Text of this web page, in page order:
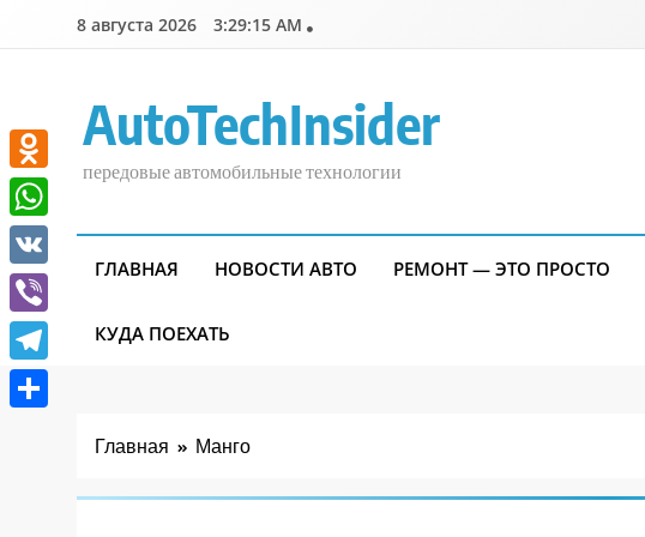
8 августа 2026 3:29:15 AM
AutoTechInsider
передовые автомобильные технологии
ГЛАВНАЯ НОВОСТИ АВТО РЕМОНТ — ЭТО ПРОСТО
КУДА ПОЕХАТЬ
Главная Манго
Odnoklassniki
WhatsApp
VK
Viber
Telegram